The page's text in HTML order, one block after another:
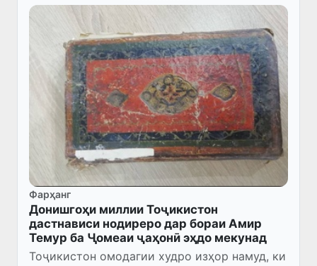
Фарҳанг
Донишгоҳи миллии Тоҷикистон
дастнависи нодиреро дар бораи Амир
Темур ба Ҷомеаи ҷаҳонӣ эҳдо мекунад
Тоҷикистон омодагии худро изҳор намуд, ки